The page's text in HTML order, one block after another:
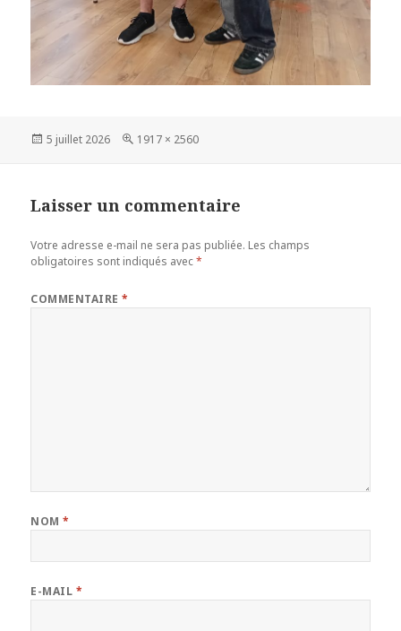
Publié
5 juillet 2026
Taille
1917 × 2560
Laisser un commentaire
Votre adresse e-mail ne sera pas publiée. Les champs
obligatoires sont indiqués avec*
COMMENTAIRE*
NOM*
E-MAIL *